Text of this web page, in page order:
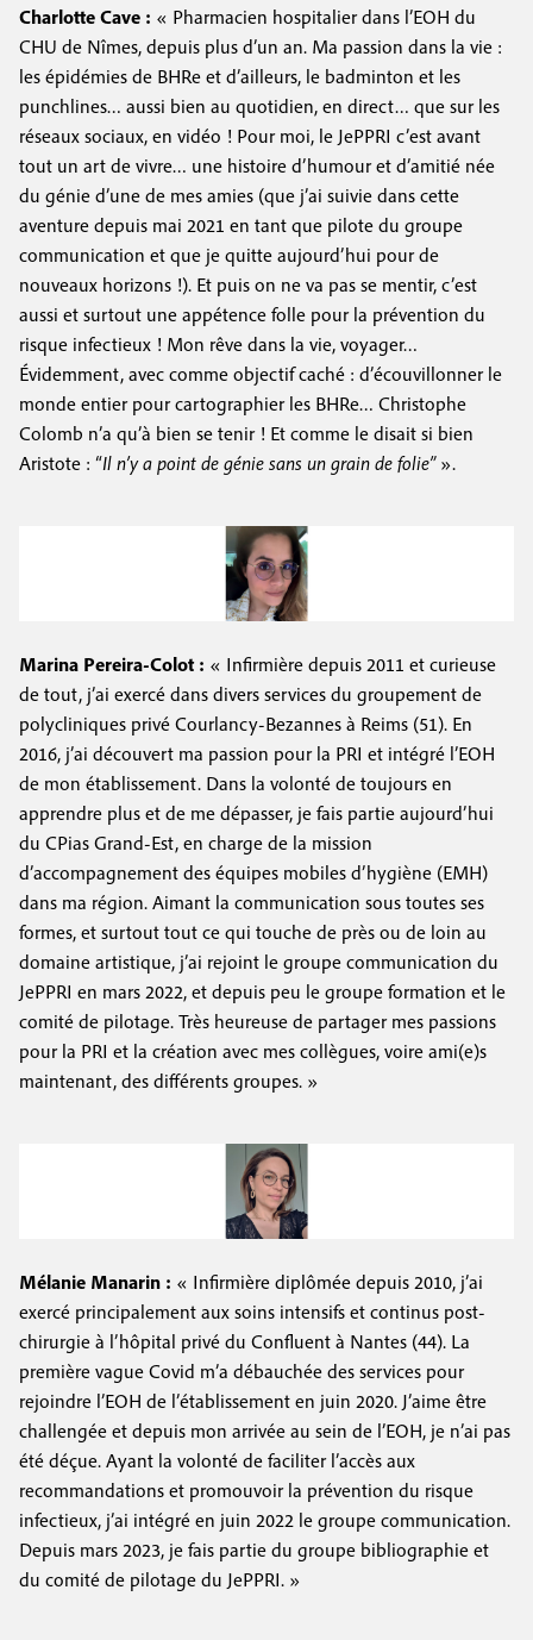
Charlotte Cave : « Pharmacien hospitalier dans l’EOH du
CHU de Nîmes, depuis plus d’un an. Ma passion dans la vie :
les épidémies de BHRe et d’ailleurs, le badminton et les
punchlines… aussi bien au quotidien, en direct… que sur les
réseaux sociaux, en vidéo ! Pour moi, le JePPRI c’est avant
tout un art de vivre… une histoire d’humour et d’amitié née
du génie d’une de mes amies (que j’ai suivie dans cette
aventure depuis mai 2021 en tant que pilote du groupe
communication et que je quitte aujourd’hui pour de
nouveaux horizons !). Et puis on ne va pas se mentir, c’est
aussi et surtout une appétence folle pour la prévention du
risque infectieux ! Mon rêve dans la vie, voyager…
Évidemment, avec comme objectif caché : d’écouvillonner le
monde entier pour cartographier les BHRe… Christophe
Colomb n’a qu’à bien se tenir ! Et comme le disait si bien
Aristote : “Il n’y a point de génie sans un grain de folie” ».
Marina Pereira-Colot : « Infirmière depuis 2011 et curieuse
de tout, j’ai exercé dans divers services du groupement de
polycliniques privé Courlancy-Bezannes à Reims (51). En
2016, j’ai découvert ma passion pour la PRI et intégré l’EOH
de mon établissement. Dans la volonté de toujours en
apprendre plus et de me dépasser, je fais partie aujourd’hui
du CPias Grand-Est, en charge de la mission
d’accompagnement des équipes mobiles d’hygiène (EMH)
dans ma région. Aimant la communication sous toutes ses
formes, et surtout tout ce qui touche de près ou de loin au
domaine artistique, j’ai rejoint le groupe communication du
JePPRI en mars 2022, et depuis peu le groupe formation et le
comité de pilotage. Très heureuse de partager mes passions
pour la PRI et la création avec mes collègues, voire ami(e)s
maintenant, des différents groupes. »
Mélanie Manarin : « Infirmière diplômée depuis 2010, j’ai
exercé principalement aux soins intensifs et continus post-
chirurgie à l’hôpital privé du Confluent à Nantes (44). La
première vague Covid m’a débauchée des services pour
rejoindre l’EOH de l’établissement en juin 2020. J’aime être
challengée et depuis mon arrivée au sein de l’EOH, je n’ai pas
été déçue. Ayant la volonté de faciliter l’accès aux
recommandations et promouvoir la prévention du risque
infectieux, j’ai intégré en juin 2022 le groupe communication.
Depuis mars 2023, je fais partie du groupe bibliographie et
du comité de pilotage du JePPRI. »